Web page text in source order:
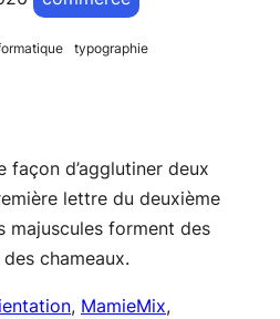
typographie
façon d’agglutiner deux
lettre du deuxième
majuscules forment des
chameaux.
, MamieMix,